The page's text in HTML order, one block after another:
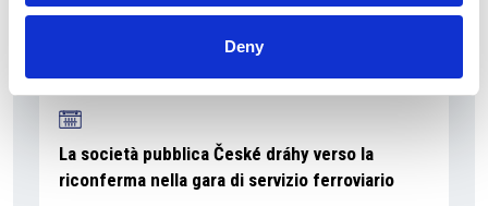
Deny
La società pubblica České dráhy verso la
riconferma nella gara di servizio ferroviario